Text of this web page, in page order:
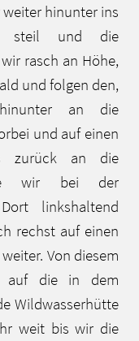
hinunter ins
steil und die
rasch an Höhe,
und folgen den,
an die
und auf einen
zurück an die
wir bei der
linkshaltend
rechst auf einen
Von diesem
auf die in dem
Wildwasserhütte
weit bis wir die